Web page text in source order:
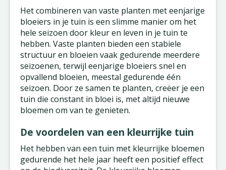
Het combineren van vaste planten met eenjarige
bloeiers in je tuin is een slimme manier om het
hele seizoen door kleur en leven in je tuin te
hebben. Vaste planten bieden een stabiele
structuur en bloeien vaak gedurende meerdere
seizoenen, terwijl eenjarige bloeiers snel en
opvallend bloeien, meestal gedurende één
seizoen. Door ze samen te planten, creëer je een
tuin die constant in bloei is, met altijd nieuwe
bloemen om van te genieten.
De voordelen van een kleurrijke tuin
Het hebben van een tuin met kleurrijke bloemen
gedurende het hele jaar heeft een positief effect